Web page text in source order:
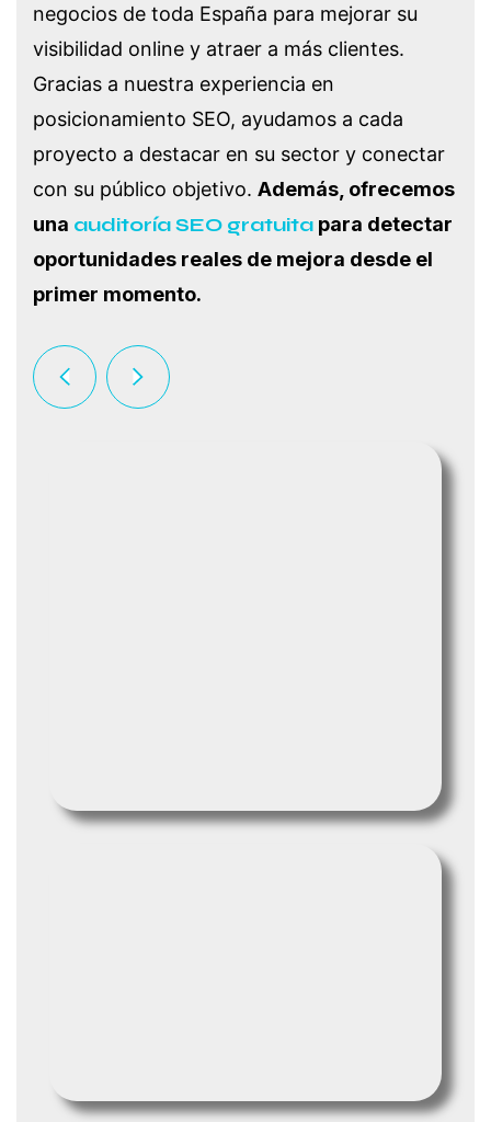
negocios de toda España para mejorar su
visibilidad online y atraer a más clientes.
Gracias a nuestra experiencia en
posicionamiento SEO, ayudamos a cada
proyecto a destacar en su sector y conectar
con su público objetivo. Además, ofrecemos
una auditoría SEO gratuita para detectar
oportunidades reales de mejora desde el
primer momento.